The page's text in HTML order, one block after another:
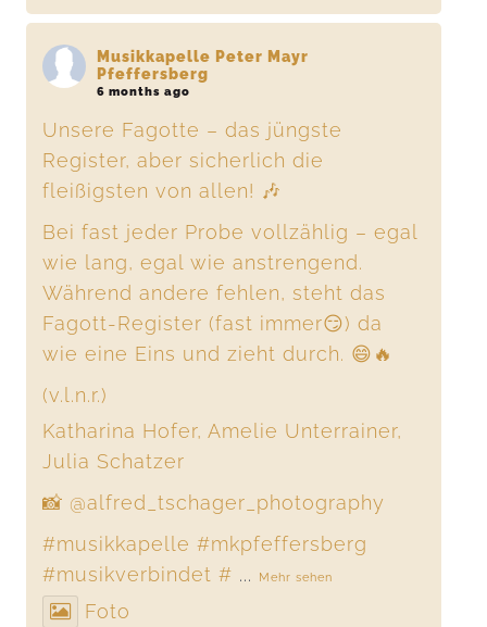
Musikkapelle Peter Mayr
Pfeffersberg
6 months ago
Unsere Fagotte – das jüngste
Register, aber sicherlich die
fleißigsten von allen! 🎶
Bei fast jeder Probe vollzählig – egal
wie lang, egal wie anstrengend.
Während andere fehlen, steht das
Fagott-Register (fast immer😏) da
wie eine Eins und zieht durch. 😄🔥
(v.l.n.r.)
Katharina Hofer, Amelie Unterrainer,
Julia Schatzer
📸 @alfred_tschager_photography
#musikkapelle #mkpfeffersberg
#musikverbindet # ... Mehr sehen
Foto